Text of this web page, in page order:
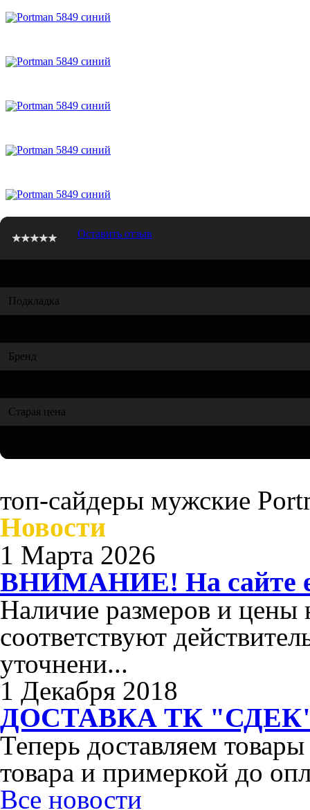
Оставить отзыв
Подкладка
Бренд
Старая цена
топ-сайдеры мужские
Новости
1 Марта 2026
ВНИМАНИЕ! На сайте
Наличие размеров и цены
соответствуют
уточнени...
1 Декабря 2018
ДОСТАВКА ТК
Теперь доставляем
товара и примеркой до
Все новости